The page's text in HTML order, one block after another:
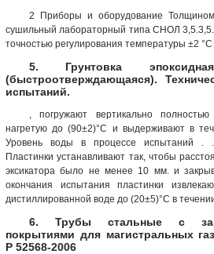
2 Приборы и оборудование
сушильный лабораторный типа СНОЛ
точностью регулирования температуры ±2 °С
5. Грунтовка
(быстроотверждающаяся).
испытаний.
, погружают вертикально
нагретую до (90±2)°С и выдерживают в
Уровень воды в процессе испытаний .
Пластинки устанавливают так, чтобы
эксикатора было не менее 10 мм. и
окончания испытания пластинки
дистиллированной воде до (20±5)°С в
6. Трубы стальные с
покрытиями для магистральных
Р 52568-2006